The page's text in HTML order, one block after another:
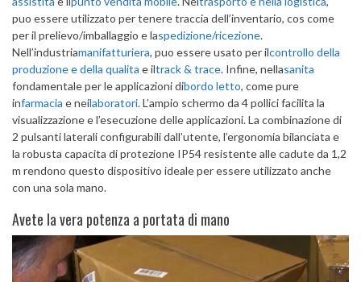
puo essere utilizzato per tenere traccia dell’inventario, cos come
per il prelievo/imballaggio e laspedizione/ricezione.
Nell’industriamanifatturiera, puo essere usato per ilcontrollo della
produzione e della qualita e iltrack & trace. Infine, nellasanita
fondamentale per le applicazioni dibordo letto, come pure
infarmacia e neilaboratori. L’ampio schermo da 4 pollici facilita la
visualizzazione e l’esecuzione delle applicazioni. La combinazione di
2 pulsanti laterali configurabili dall’utente, l’ergonomia bilanciata e
la robusta capacita di protezione IP54 resistente alle cadute da 1,2
m rendono questo dispositivo ideale per essere utilizzato anche
con una sola mano.
Avete la vera potenza a portata di mano